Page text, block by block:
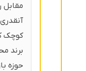
مقابل
کوچک
برند
حوزه